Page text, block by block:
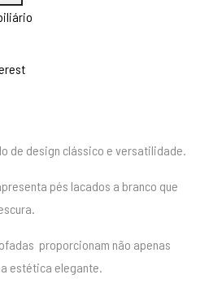
de design clássico e versatilidade.
pés lacados a branco que
proporcionam não apenas
estética elegante.